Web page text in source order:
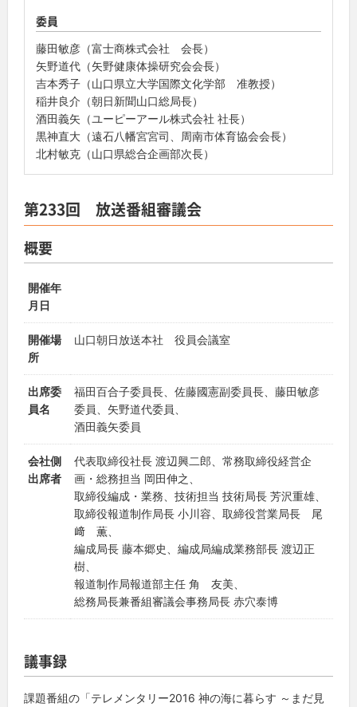
委員
藤田敏彦（富士商株式会社 会長）
矢野道代（矢野健康体操研究会会長）
吉本秀子（山口県立大学国際文化学部 准教授）
稲井良介（朝日新聞山口総局長）
酒田義矢（ユーピーアール株式会社 社長）
黒神直大（遠石八幡宮宮司、周南市体育協会会長）
北村敏克（山口県総合企画部次長）
第233回 放送番組審議会
概要
開催年
月日
開催場
所
山口朝日放送本社 役員会議室
出席委
員名
福田百合子委員長、佐藤國憲副委員長、藤田敏彦
委員、矢野道代委員、
酒田義矢委員
会社側
出席者
代表取締役社長 渡辺興二郎、常務取締役経営企
画・総務担当 岡田伸之、
取締役編成・業務、技術担当 技術局長 芳沢重雄、
取締役報道制作局長 小川容、取締役営業局長 尾
﨑 薫、
編成局長 藤本郷史、編成局編成業務部長 渡辺正
樹、
報道制作局報道部主任 角 友美、
総務局長兼番組審議会事務局長 赤穴泰博
議事録
課題番組の「テレメンタリー2016 神の海に暮らす ～まだ見